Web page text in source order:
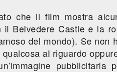
che il film mostra
il Belvedere Castle e la
del mondo). Se non
al riguardo